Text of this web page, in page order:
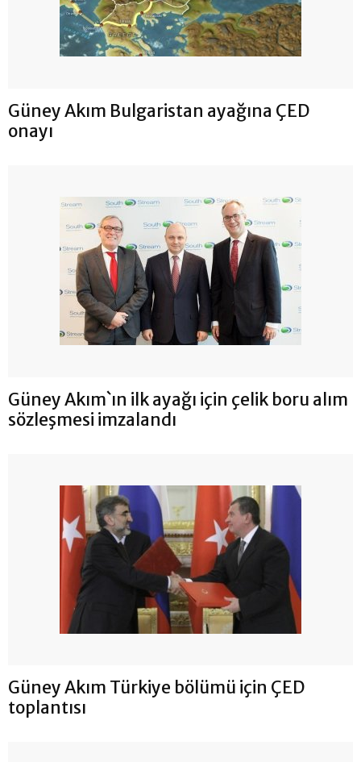
Güney Akım Bulgaristan ayağına ÇED
onayı
Güney Akım`ın ilk ayağı için çelik boru alım
sözleşmesi imzalandı
Güney Akım Türkiye bölümü için ÇED
toplantısı